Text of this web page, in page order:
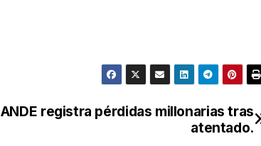
ANDE registra pérdidas millonarias tras
atentado.